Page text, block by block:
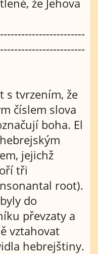
že Jehova
s tvrzením, že
číslem slova
boha. El
jejichž
tři
root).
do
převzaty a
vztahovat
hebrejštiny.